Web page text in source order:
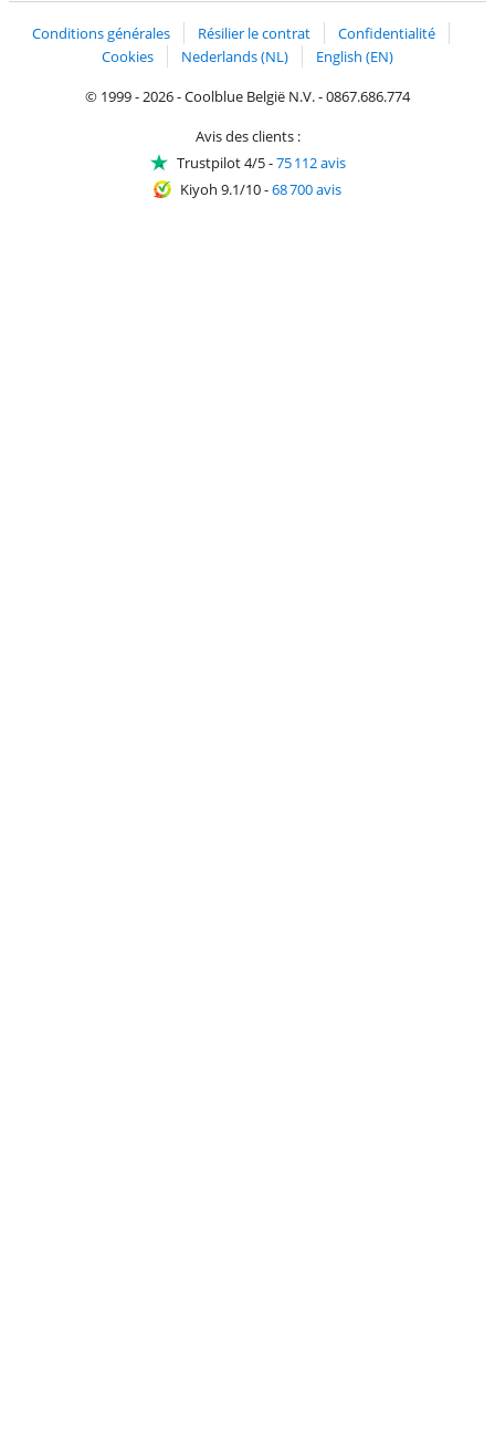
Conditions générales Résilier le contrat
Confidentialité
Cookies
Nederlands (NL)
English (EN)
© 1999 - 2026 - Coolblue België N.V. - 0867.686.774
Avis des clients :
Trustpilot 4/5-75 112 avis
Kiyoh 9.1/10-68 700 avis